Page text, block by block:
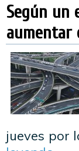
Según un
aumentar
jueves por